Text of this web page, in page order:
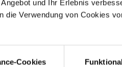
und Ihr Erlebnis
die Verwendung von Cookies
Cookies